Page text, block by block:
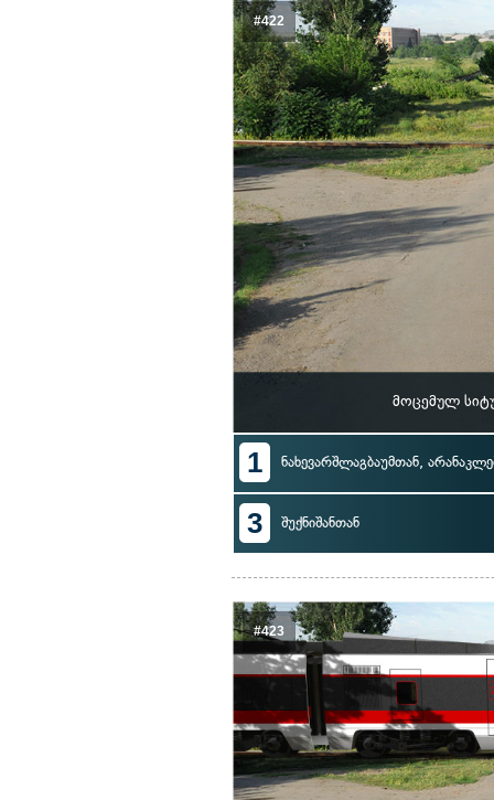
#422
მოცემულ
1 ნახევარშლაგბაუმთან,
3 შუქნიშანთან
#423